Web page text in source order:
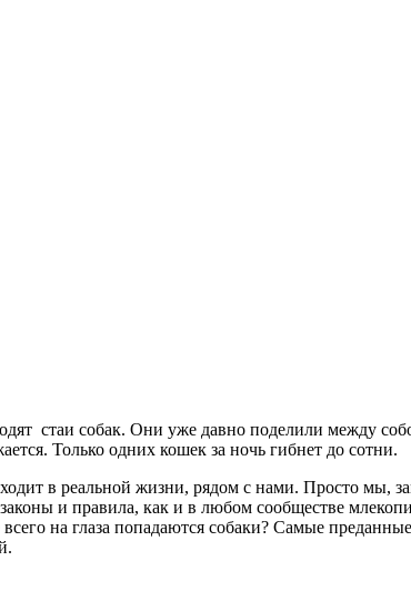
собак. Они уже давно поделили между
Только одних кошек за ночь гибнет до сотни.
в реальной жизни, рядом с нами. Просто мы,
и правила, как и в любом сообществе
на глаза попадаются собаки? Самые